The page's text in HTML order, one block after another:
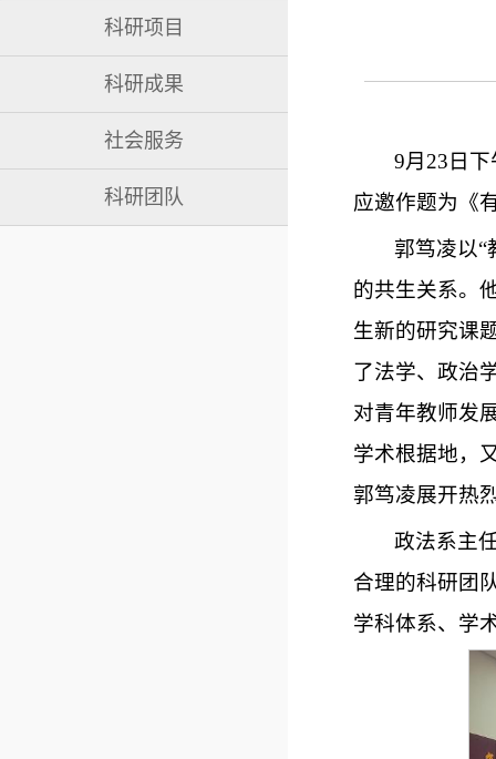
科研项目
科研成果
社会服务
科研团队
9月23日
应邀作题为《
郭笃凌以“
的共生关系。
生新的研究课
了法学、政治
对青年教师发
学术根据地，
郭笃凌展开热
政法系主
合理的科研团
学科体系、学